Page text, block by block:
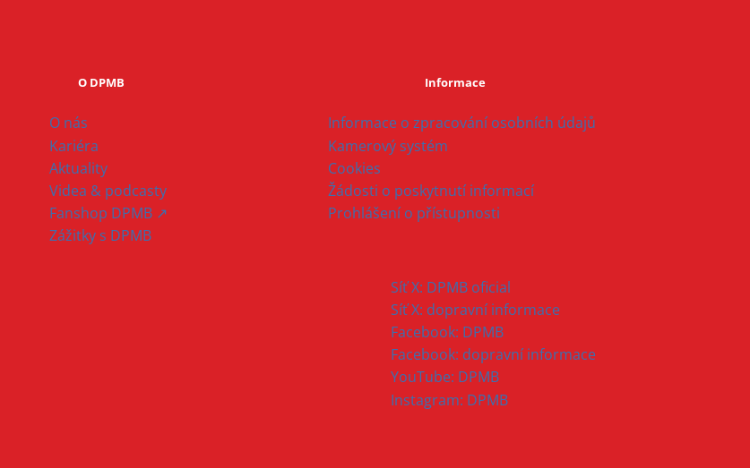
O DPMB
O nás
Kariéra
Aktuality
Videa & podcasty
Fanshop DPMB ↗
Zážitky s DPMB
Informace
Informace o zpracování osobních údajů
Kamerový systém
Cookies
Žádosti o poskytnutí informací
Prohlášení o přístupnosti
Síť X: DPMB oficial
Síť X: dopravní informace
Facebook: DPMB
Facebook: dopravní informace
YouTube: DPMB
Instagram: DPMB